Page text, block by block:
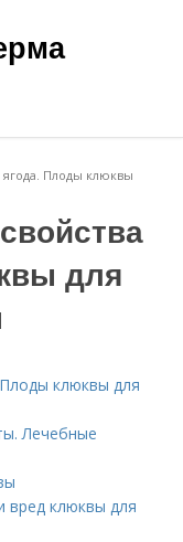
Плоды клюквы
для
клюквы для
Лечебные
вред клюквы для